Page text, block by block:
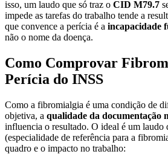
isso, um laudo que só traz o CID M79.7
impede as tarefas do trabalho tende a
que convence a perícia é a incapacidade
não o nome da doença.
Como Comprovar
Perícia do INSS
Como a fibromialgia é uma condição de
objetiva, a qualidade da documentação
influencia o resultado. O ideal é um laudo
(especialidade de referência para a
quadro e o impacto no trabalho: